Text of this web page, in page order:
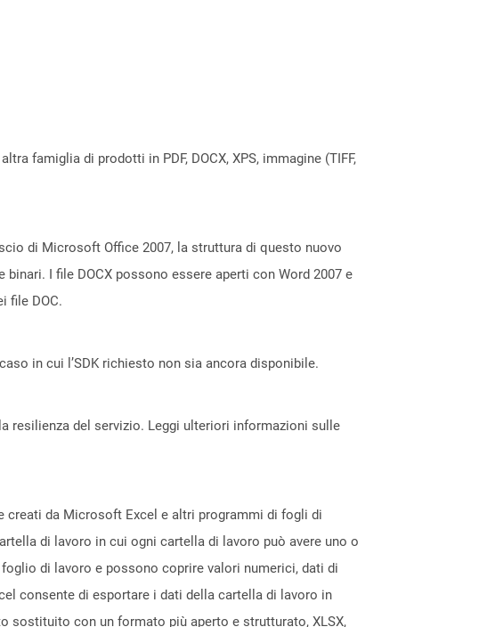
famiglia di prodotti in PDF, DOCX, XPS, immagine (TIFF,
di Microsoft Office 2007, la struttura di questo nuovo
I file DOCX possono essere aperti con Word 2007 e
file DOC.
in cui l’SDK richiesto non sia ancora disponibile.
resilienza del servizio. Leggi ulteriori informazioni sulle
creati da Microsoft Excel e altri programmi di fogli di
di lavoro in cui ogni cartella di lavoro può avere uno o
di lavoro e possono coprire valori numerici, dati di
consente di esportare i dati della cartella di lavoro in
sostituito con un formato più aperto e strutturato, XLSX,